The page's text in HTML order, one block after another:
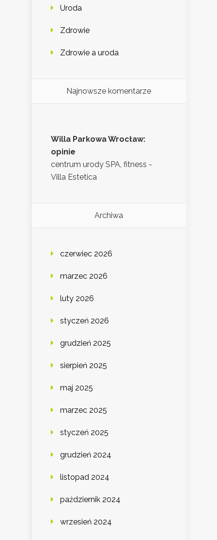
Uroda
Zdrowie
Zdrowie a uroda
Najnowsze komentarze
Willa Parkowa Wrocław:
opinie
centrum urody SPA, fitness -
Villa Estetica
Archiwa
czerwiec 2026
marzec 2026
luty 2026
styczeń 2026
grudzień 2025
sierpień 2025
maj 2025
marzec 2025
styczeń 2025
grudzień 2024
listopad 2024
październik 2024
wrzesień 2024